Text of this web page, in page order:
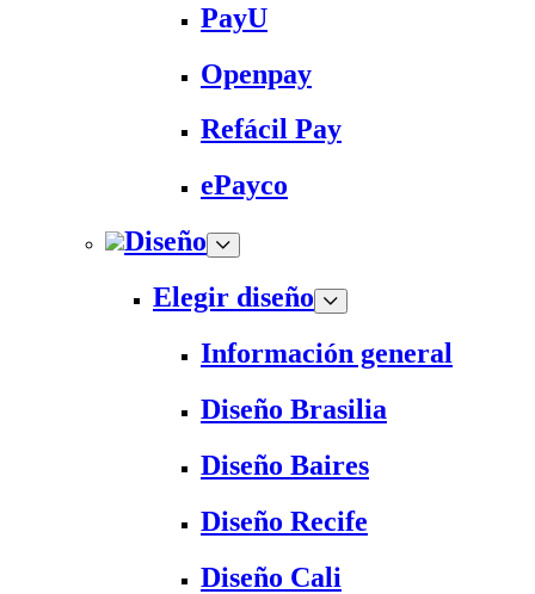
PayU
Openpay
Refácil Pay
ePayco
Diseño
Elegir diseño
Información general
Diseño Brasilia
Diseño Baires
Diseño Recife
Diseño Cali